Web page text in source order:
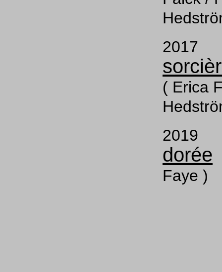
( Erica
dorée
Faye )